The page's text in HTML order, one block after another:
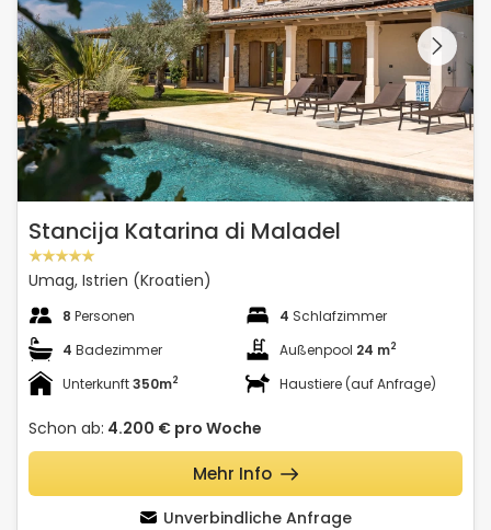
Schauen Sie sich die
gesamte Galerie
Stancija Katarina di Maladel
Umag, Istrien (Kroatien)
8 Personen 4 Schlafzimmer
4 Badezimmer Außenpool 24 m2
Unterkunft350m2 Haustiere (auf Anfrage)
Schon ab: 4.200 € pro Woche
Unverbindliche Anfrage
Mehr Info